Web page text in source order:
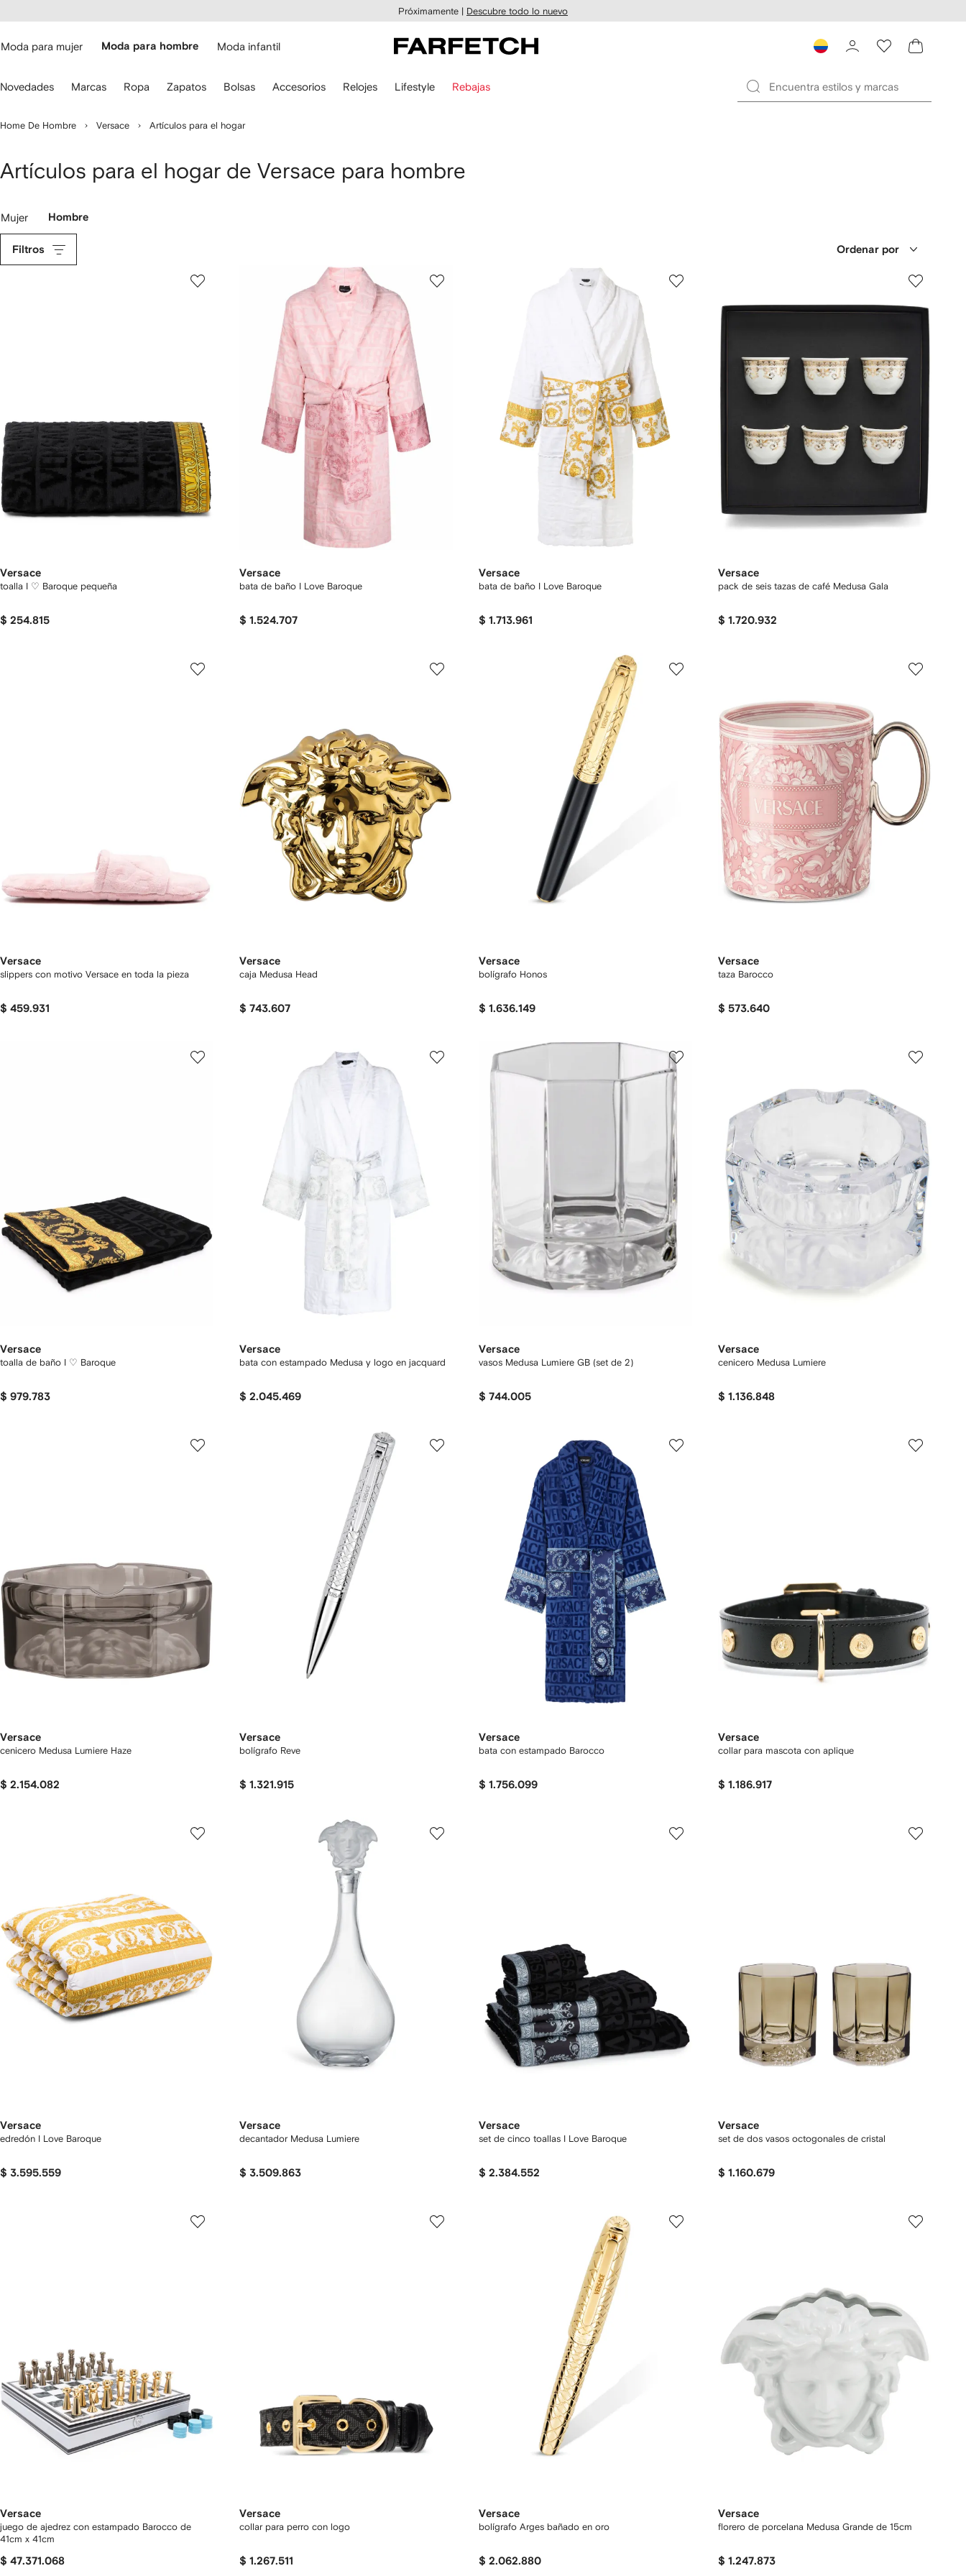
Próximamente | Descubre todo lo nuevo
Moda para mujer Moda para hombre Moda infantil
Novedades Marcas Ropa Zapatos Bolsas Accesorios Relojes Lifestyle Rebajas
Home De Hombre Versace Artículos para el hogar
Artículos para el hogar de Versace para hombre
Mujer Hombre
Filtros Ordenar por
Versace
toalla I ♡ Baroque pequeña
$ 254.815
Versace
bata de baño I Love Baroque
$ 1.524.707
Versace
bata de baño I Love Baroque
$ 1.713.961
Versace
pack de seis tazas de café Medusa Gala
$ 1.720.932
Versace
slippers con motivo Versace en toda la pieza
$ 459.931
Versace
caja Medusa Head
$ 743.607
Versace
bolígrafo Honos
$ 1.636.149
Versace
taza Barocco
$ 573.640
Versace
toalla de baño I ♡ Baroque
$ 979.783
Versace
bata con estampado Medusa y logo en jacquard
$ 2.045.469
Versace
vasos Medusa Lumiere GB (set de 2)
$ 744.005
Versace
cenicero Medusa Lumiere
$ 1.136.848
Versace
cenicero Medusa Lumiere Haze
$ 2.154.082
Versace
bolígrafo Reve
$ 1.321.915
Versace
bata con estampado Barocco
$ 1.756.099
Versace
collar para mascota con aplique
$ 1.186.917
Versace
edredón I Love Baroque
$ 3.595.559
Versace
decantador Medusa Lumiere
$ 3.509.863
Versace
set de cinco toallas I Love Baroque
$ 2.384.552
Versace
set de dos vasos octogonales de cristal
$ 1.160.679
Versace
juego de ajedrez con estampado Barocco de
41cm x 41cm
$ 47.371.068
Versace
collar para perro con logo
$ 1.267.511
Versace
bolígrafo Arges bañado en oro
$ 2.062.880
Versace
florero de porcelana Medusa Grande de 15cm
$ 1.247.873